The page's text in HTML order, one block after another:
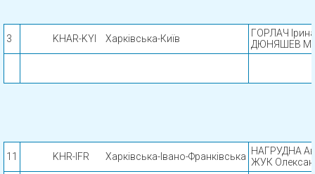
3 KHAR-KYI Харківська-Київ
ГОРЛАЧ Ірина
ДЮНЯШЕВ
11 KHR-IFR Харківська-Івано-Франківська НАГРУДНА
ЖУК